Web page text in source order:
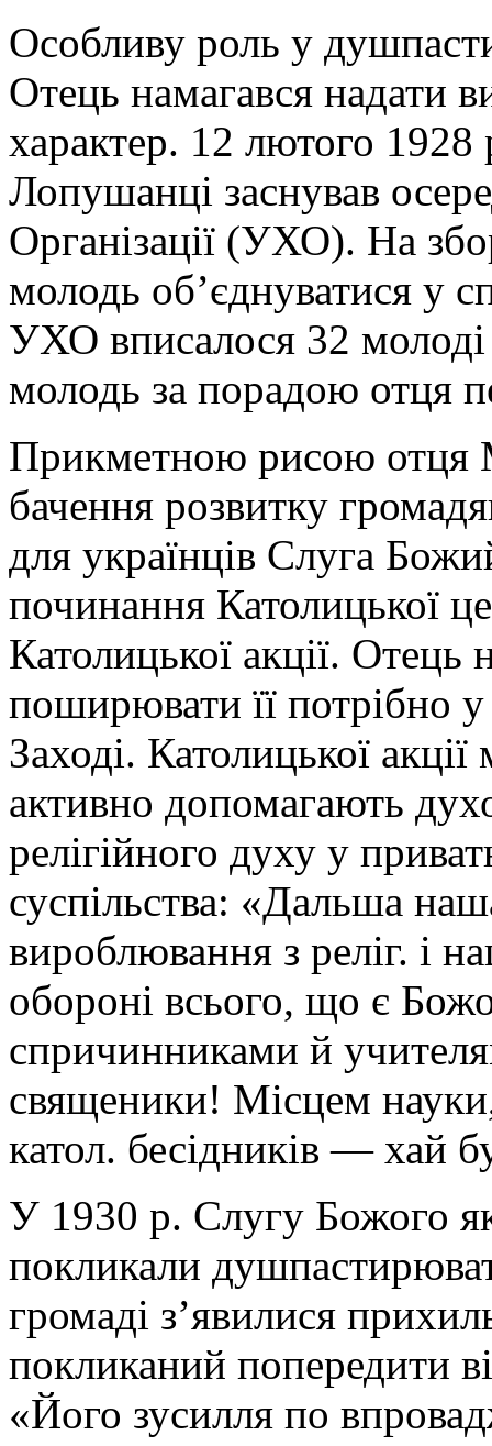
Особливу роль у
Отець намагався надати
характер. 12 лютого
Лопушанці заснував
Організації (УХО). На
молодь об’єднуватися у
УХО вписалося 32
молодь за порадою отця
Прикметною рисою отця
бачення розвитку
для українців Слуга
починання Католицької
Католицької акції. Отець
поширювати її потрібно
Заході. Католицької
активно допомагають
релігійного духу у
суспільства: «Дальша
вироблювання з реліг. і
обороні всього, що є
спричинниками й
священики! Місцем
катол. бесідників — хай
У 1930 р. Слугу Божого
покликали
громаді з’явилися
покликаний попередити
«Його зусилля по